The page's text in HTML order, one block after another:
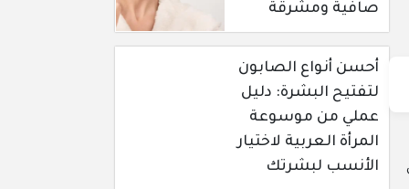
صافية ومشرقة
أحسن أنواع الصابون
لتفتيح البشرة: دليل
عملي من موسوعة
المرأة العربية لاختيار
الأنسب لبشرتك